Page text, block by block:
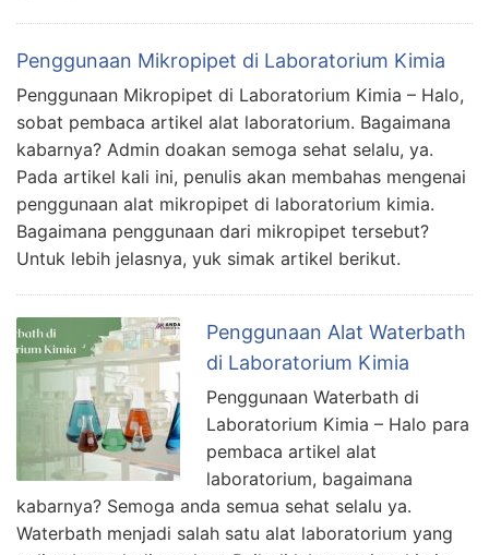
Penggunaan Mikropipet di Laboratorium Kimia
Penggunaan Mikropipet di Laboratorium Kimia – Halo,
sobat pembaca artikel alat laboratorium. Bagaimana
kabarnya? Admin doakan semoga sehat selalu, ya.
Pada artikel kali ini, penulis akan membahas mengenai
penggunaan alat mikropipet di laboratorium kimia.
Bagaimana penggunaan dari mikropipet tersebut?
Untuk lebih jelasnya, yuk simak artikel berikut.
Penggunaan Alat Waterbath
di Laboratorium Kimia
Penggunaan Waterbath di
Laboratorium Kimia – Halo para
pembaca artikel alat
laboratorium, bagaimana
kabarnya? Semoga anda semua sehat selalu ya.
Waterbath menjadi salah satu alat laboratorium yang